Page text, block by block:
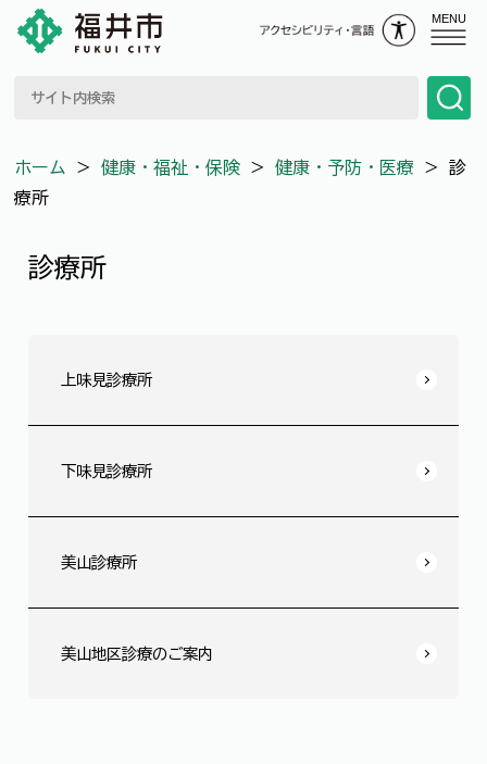
MENU
ホーム ＞ 健康・福祉・保険 ＞ 健康・予防・医療 ＞ 診
療所
診療所
上味見診療所
下味見診療所
美山診療所
美山地区診療のご案内